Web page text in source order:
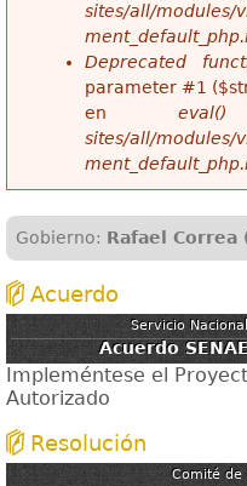
sites/all/modules/
Deprecated
parameter #1
eneval()
sites/all/modules/
Gobierno: Rafael Correa
Acuerdo
Servicio
Acuerdo
Impleméntese el
Autorizado
Resolución
Comité de